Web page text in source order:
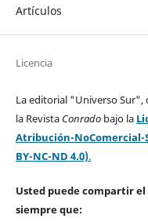
Artículos
Licencia
La editorial "Universo Sur",
la Revista Conradobajo la
Atribución-NoComercial-
BY-NC-ND 4.0).
Usted puede compartir
siempre que: